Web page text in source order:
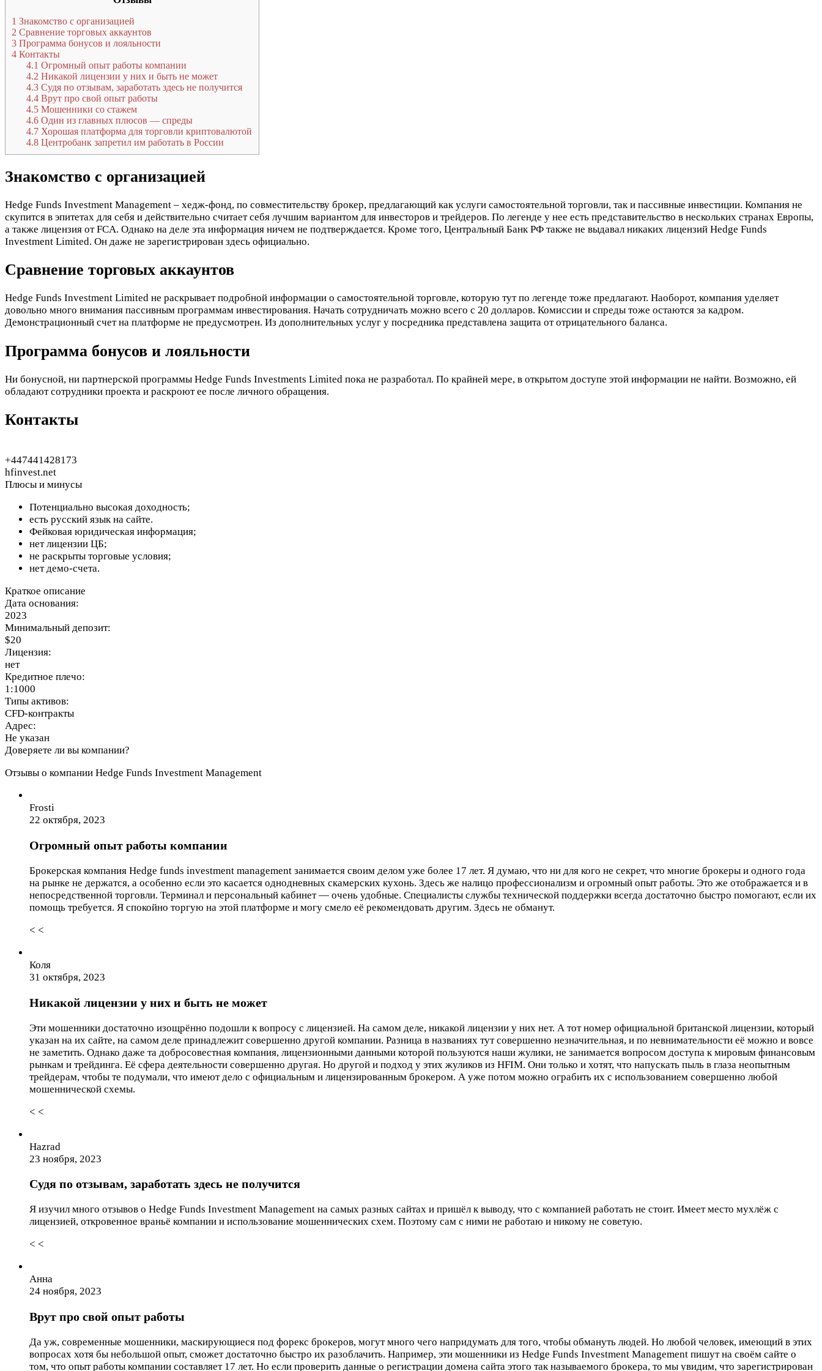
1 Знакомство с организацией
2 Сравнение торговых аккаунтов
3 Программа бонусов и лояльности
4 Контакты
4.1 Огромный опыт работы компании
4.2 Никакой лицензии у них и быть не может
4.3 Судя по отзывам, заработать здесь не получится
4.4 Врут про свой опыт работы
4.5 Мошенники со стажем
4.6 Один из главных плюсов — спреды
4.7 Хорошая платформа для торговли криптовалютой
4.8 Центробанк запретил им работать в России
Знакомство с организацией
Hedge Funds Investment Management – хедж-фонд, по совместительству брокер, предлагающий как услуги самостоятельной торговли, так и пассивные инвестиции. Компания не
скупится в эпитетах для себя и действительно считает себя лучшим вариантом для инвесторов и трейдеров. По легенде у нее есть представительство в нескольких странах Европы,
а также лицензия от FCA. Однако на деле эта информация ничем не подтверждается. Кроме того, Центральный Банк РФ также не выдавал никаких лицензий Hedge Funds
Investment Limited. Он даже не зарегистрирован здесь официально.
Сравнение торговых аккаунтов
Hedge Funds Investment Limited не раскрывает подробной информации о самостоятельной торговле, которую тут по легенде тоже предлагают. Наоборот, компания уделяет
довольно много внимания пассивным программам инвестирования. Начать сотрудничать можно всего с 20 долларов. Комиссии и спреды тоже остаются за кадром.
Демонстрационный счет на платформе не предусмотрен. Из дополнительных услуг у посредника представлена защита от отрицательного баланса.
Программа бонусов и лояльности
Ни бонусной, ни партнерской программы Hedge Funds Investments Limited пока не разработал. По крайней мере, в открытом доступе этой информации не найти. Возможно, ей
обладают сотрудники проекта и раскроют ее после личного обращения.
Контакты
+447441428173
hfinvest.net
Плюсы и минусы
Потенциально высокая доходность;
есть русский язык на сайте.
Фейковая юридическая информация;
нет лицензии ЦБ;
не раскрыты торговые условия;
нет демо-счета.
Краткое описание
Дата основания:
2023
Минимальный депозит:
$20
Лицензия:
нет
Кредитное плечо:
1:1000
Типы активов:
CFD-контракты
Адрес:
Не указан
Доверяете ли вы компании?
Отзывы о компании Hedge Funds Investment Management
Frosti
22 октября, 2023
Огромный опыт работы компании
Брокерская компания Hedge funds investment management занимается своим делом уже более 17 лет. Я думаю, что ни для кого не секрет, что многие брокеры и одного года
на рынке не держатся, а особенно если это касается однодневных скамерских кухонь. Здесь же налицо профессионализм и огромный опыт работы. Это же отображается и в
непосредственной торговли. Терминал и персональный кабинет — очень удобные. Специалисты службы технической поддержки всегда достаточно быстро помогают, если их
помощь требуется. Я спокойно торгую на этой платформе и могу смело её рекомендовать другим. Здесь не обманут.
< <
Коля
31 октября, 2023
Никакой лицензии у них и быть не может
Эти мошенники достаточно изощрённо подошли к вопросу с лицензией. На самом деле, никакой лицензии у них нет. А тот номер официальной британской лицензии, который
указан на их сайте, на самом деле принадлежит совершенно другой компании. Разница в названиях тут совершенно незначительная, и по невнимательности её можно и вовсе
не заметить. Однако даже та добросовестная компания, лицензионными данными которой пользуются наши жулики, не занимается вопросом доступа к мировым финансовым
рынкам и трейдинга. Её сфера деятельности совершенно другая. Но другой и подход у этих жуликов из HFIM. Они только и хотят, что напускать пыль в глаза неопытным
трейдерам, чтобы те подумали, что имеют дело с официальным и лицензированным брокером. А уже потом можно ограбить их с использованием совершенно любой
мошеннической схемы.
< <
Hazrad
23 ноября, 2023
Судя по отзывам, заработать здесь не получится
Я изучил много отзывов о Hedge Funds Investment Management на самых разных сайтах и пришёл к выводу, что с компанией работать не стоит. Имеет место мухлёж с
лицензией, откровенное враньё компании и использование мошеннических схем. Поэтому сам с ними не работаю и никому не советую.
< <
Анна
24 ноября, 2023
Врут про свой опыт работы
Да уж, современные мошенники, маскирующиеся под форекс брокеров, могут много чего напридумать для того, чтобы обмануть людей. Но любой человек, имеющий в этих
вопросах хотя бы небольшой опыт, сможет достаточно быстро их разоблачить. Например, эти мошенники из Hedge Funds Investment Management пишут на своём сайте о
том, что опыт работы компании составляет 17 лет. Но если проверить данные о регистрации домена сайта этого так называемого брокера, то мы увидим, что зарегистрирован